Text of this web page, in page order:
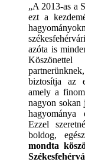
„A 2013-as a
ezt a
azóta is
biztosítja az
amely a
nagyon sokan
hagyománya
Ezzel
boldog,
mondta